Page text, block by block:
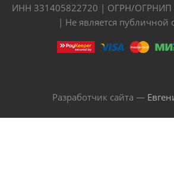
ИНН 331405822720 | ОГРН/ОГРНИП
| Не является публичной
Разработчик сайта —